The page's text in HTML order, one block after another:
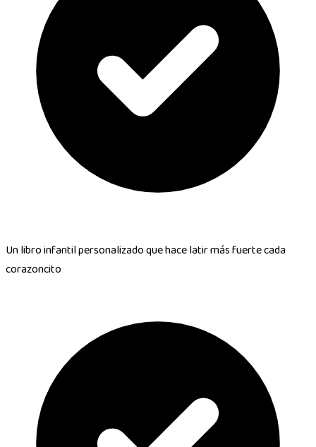
Un libro infantil personalizado que hacelatir más fuerte cada
corazoncito